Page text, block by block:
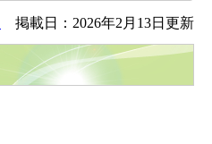
掲載日：2026年2月13日更新